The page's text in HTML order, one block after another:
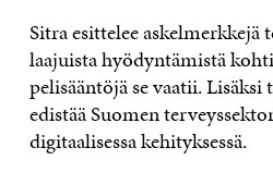
Sitra esittelee askelmerkkejä
laajuista hyödyntämistä
pelisääntöjä se vaatii.
edistää Suomen
digitaalisessa kehityksessä.